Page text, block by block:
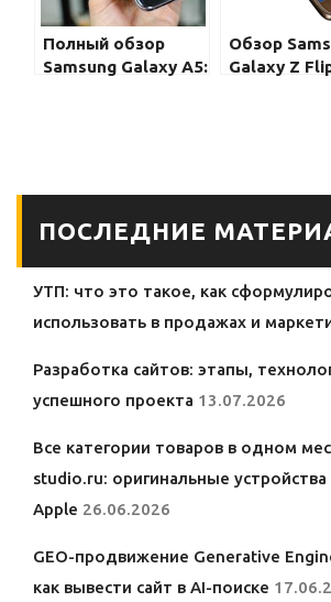
Полный обзор
Samsung Galaxy A5:
Обзор
Galaxy Z
ПОСЛЕДНИЕ
УТП: что это такое, как
использовать в продажах и
Разработка сайтов: этапы,
успешного проекта 13.07.2026
Все категории товаров в одном
studio.ru: оригинальные устройства
Apple 26.06.2026
GEO-продвижение Generative
как вывести сайт в AI-поиске